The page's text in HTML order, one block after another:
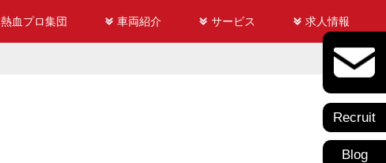
熱血プロ集団 車両紹介 サービス 求人情報
Recruit
Blog